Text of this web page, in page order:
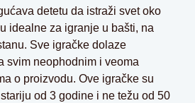
detetu da istraži svet oko
idealne za igranje u bašti, na
Sve igračke dolaze
svim neophodnim i veoma
o proizvodu. Ove igračke su
od 3 godine i ne težu od 50